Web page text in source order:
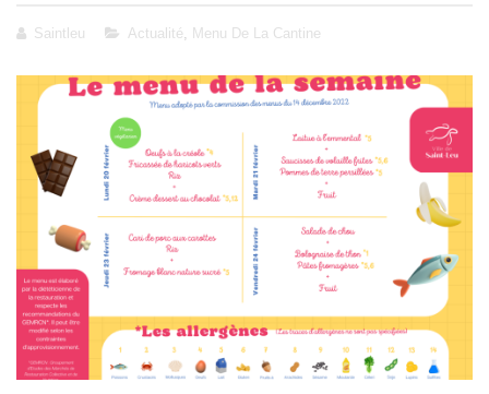
DU
AU
9
Saintleu
Cat
Actualité Menu De La Cantine